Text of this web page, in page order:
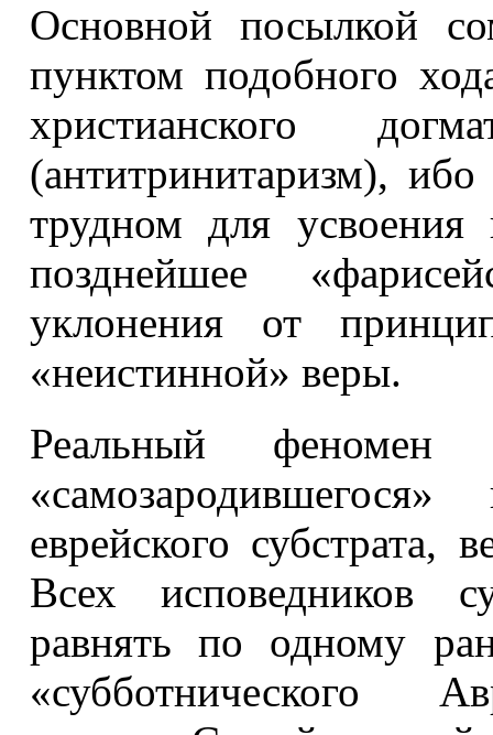
Основной посылкой
пунктом подобного
христианского
(антитринитаризм),
трудном для усвоения
позднейшее
уклонения от
«неистинной» веры.
Реальный феномен
еврейского субстрата,
Всех исповедников
равнять по одному
«субботнического